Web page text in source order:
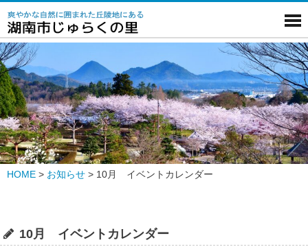
HOME > お知らせ > 10月 イベントカレンダー
10月 イベントカレンダー